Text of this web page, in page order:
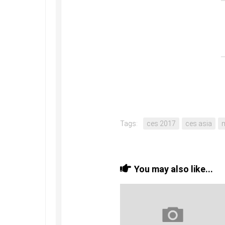
Tags: ces 2017 ces asia
You may also like...